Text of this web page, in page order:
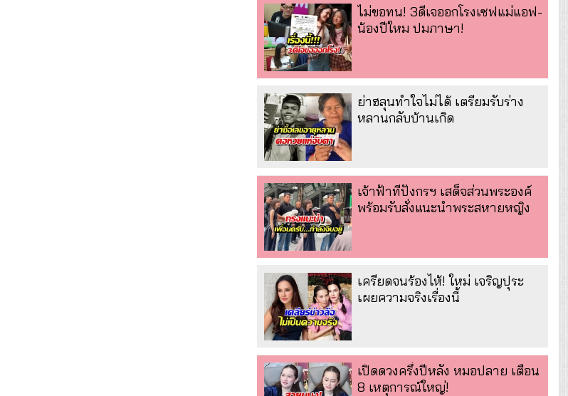
ไม่ขอทน! 3ดีเจออกโรงเซฟแม่แอฟ-
น้องปีใหม ปมภาษา!
ย่าฮลุนทำใจไม่ได้ เตรียมรับร่าง
หลานกลับบ้านเกิด
เจ้าฟ้าทีปังกรฯ เสด็จส่วนพระองค์
พร้อมรับสั่งแนะนำพระสหายหญิง
เครียดจนร้องไห้! ใหม่ เจริญปุระ
เผยความจริงเรื่องนี้
เปิดดวงครึ่งปีหลัง หมอปลาย เตือน
8 เหตุการณ์ใหญ่!